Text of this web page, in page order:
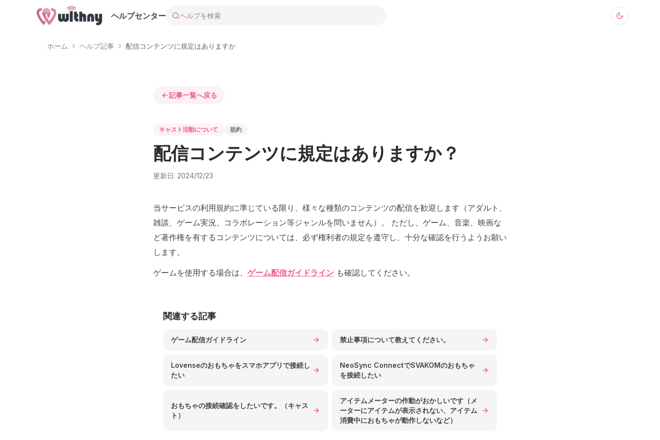
ヘルプセンター ヘルプを検索
ホーム ヘルプ記事 配信コンテンツに規定はありますか
記事一覧へ戻る
キャスト活動について 規約
配信コンテンツに規定はありますか？
更新日: 2024/12/23
当サービスの利用規約に準じている限り、様々な種類のコンテンツの配信を歓迎します（アダルト、
雑談、ゲーム実況、コラボレーション等ジャンルを問いません）。 ただし、ゲーム、音楽、映画な
ど著作権を有するコンテンツについては、必ず権利者の規定を遵守し、十分な確認を行うようお願い
します。
ゲームを使用する場合は、 ゲーム配信ガイドライン も確認してください。
関連する記事
ゲーム配信ガイドライン 禁止事項について教えてください。
Lovenseのおもちゃをスマホアプリで接続し
たい
NeoSync ConnectでSVAKOMのおもちゃ
を接続したい
おもちゃの接続確認をしたいです。（キャス
ト）
アイテムメーターの作動がおかしいです（メ
ーターにアイテムが表示されない、アイテム
消費中におもちゃが動作しないなど）